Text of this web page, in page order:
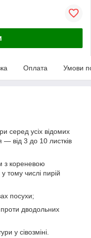
Оплата Умови
серед усіх відомих
від 3 до 10 листків
з кореневою
тому числі пирій
посухи;
дводольних
у сівозміні.